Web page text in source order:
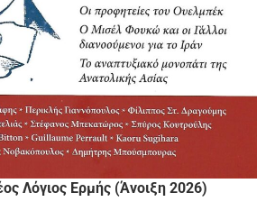
Λόγιος Ερμής (Άνοιξη 2026)